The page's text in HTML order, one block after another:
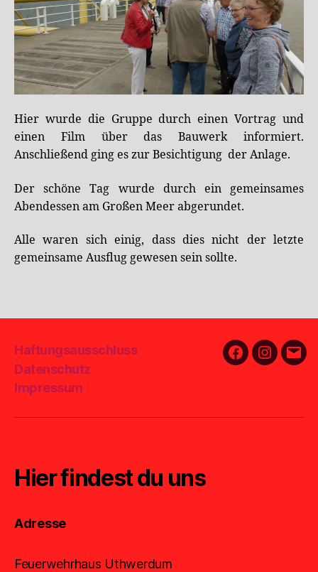
Hier wurde die Gruppe durch einen Vortrag und
einen Film über das Bauwerk informiert.
Anschließend ging es zur Besichtigung der Anlage.
Der schöne Tag wurde durch ein gemeinsames
Abendessen am Großen Meer abgerundet.
Alle waren sich einig, dass dies nicht der letzte
gemeinsame Ausflug gewesen sein sollte.
Haftungsausschluss
Datenschutz
Impressum
FacebookE-
Hier findest du uns
Adresse
Feuerwehrhaus Uthwerdum